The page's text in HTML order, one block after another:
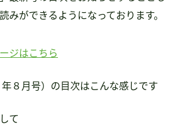
みができるようになっております。
ジはこちら
８月号）の目次はこんな感じです
て